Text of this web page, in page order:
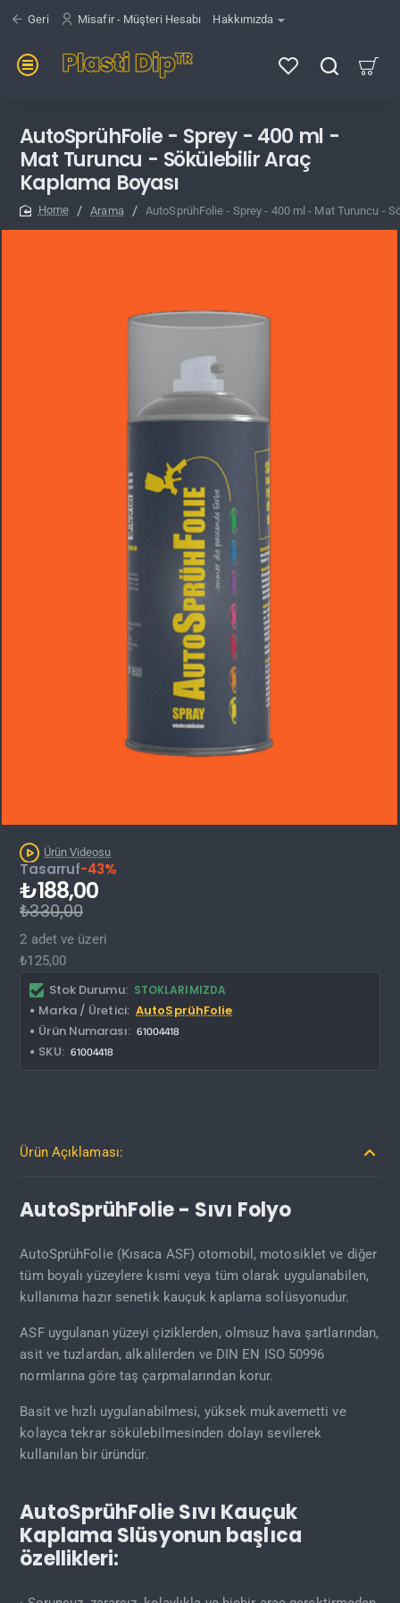
Geri Misafir - Müşteri Hesabı Hakkımızda
AutoSprühFolie - Sprey - 400 ml -
Mat Turuncu - Sökülebilir Araç
Kaplama Boyası
Arama AutoSprühFolie - Sprey - 400 ml - Mat Turuncu -
Ürün Videosu
Stok Durumu: STOKLARIMIZDA
Marka / Üretici: AutoSprühFolie
Ürün Numarası: 61004418
SKU: 61004418
Tasarruf-43%
₺188,00
₺330,00
2 adet ve üzeri
₺125,00
Ürün Açıklaması:
AutoSprühFolie - Sıvı Folyo
AutoSprühFolie (Kısaca ASF) otomobil, motosiklet ve diğer
tüm boyalı yüzeylere kısmi veya tüm olarak uygulanabilen,
kullanıma hazır senetik kauçuk kaplama solüsyonudur.
ASF uygulanan yüzeyi çiziklerden, olmsuz hava şartlarından,
asit ve tuzlardan, alkalilerden ve DIN EN ISO 50996
normlarına göre taş çarpmalarından korur.
Basit ve hızlı uygulanabilmesi, yüksek mukavemetti ve
kolayca tekrar sökülebilmesinden dolayı sevilerek
kullanılan bir üründür.
AutoSprühFolie Sıvı Kauçuk
Kaplama Slüsyonun başlıca
özellikleri: